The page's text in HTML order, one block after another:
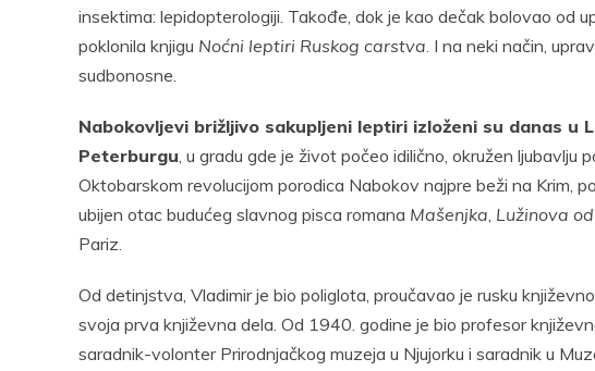
insektima: lepidopterologiji. Takođe, dok je kao dečak bolovao od
poklonila knjigu Noćni leptiri Ruskog carstva. I na neki način,
sudbonosne.
Nabokovljevi brižljivo sakupljeni leptiri izloženi su danas u
Peterburgu, u gradu gde je život počeo idilično, okružen ljubavlju
Oktobarskom revolucijom porodica Nabokov najpre beži na Krim,
ubijen otac budućeg slavnog pisca romana Mašenjka, Lužinova
Pariz.
Od detinjstva, Vladimir je bio poliglota, proučavao je rusku
svoja prva književna dela. Od 1940. godine je bio profesor
saradnik-volonter Prirodnjačkog muzeja u Njujorku i saradnik u